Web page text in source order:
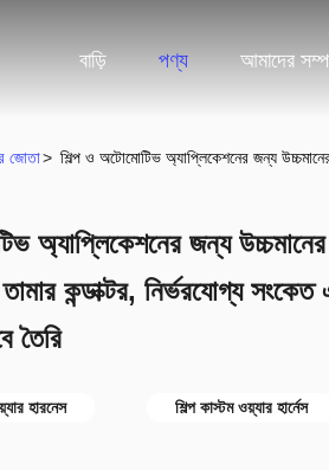
বাড়ি পণ্য আমাদের
জোতা> শিল্প ও অটোমোটিভ অ্যাপ্লিকেশনের জন্য উচ্চমানের
অ্যাপ্লিকেশনের জন্য উচ্চমানের
কন্ডাক্টর, নির্ভরযোগ্য সংকেত
তৈরি
হারনেস শিল্প কাস্টম ওয়্যার হার্নেস